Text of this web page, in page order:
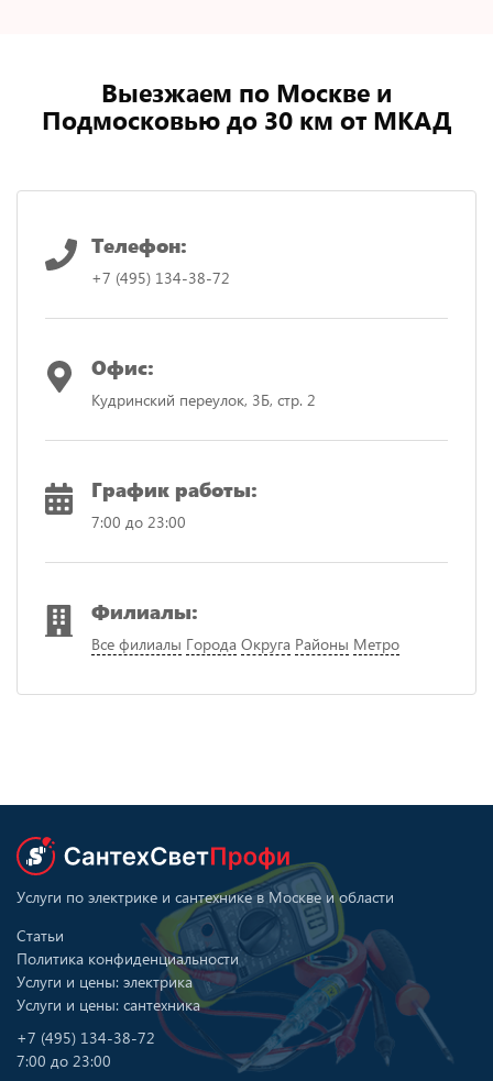
Выезжаем по Москве и
Подмосковью до 30 км от МКАД
Телефон:
+7 (495) 134-38-72
Офис:
Кудринский переулок, 3Б, стр. 2
График работы:
7:00 до 23:00
Филиалы:
Все филиалы Города Округа Районы Метро
Услуги по электрике и сантехнике в Москве и области
Статьи
Политика конфиденциальности
Услуги и цены: электрика
Услуги и цены: сантехника
+7 (495) 134-38-72
7:00 до 23:00